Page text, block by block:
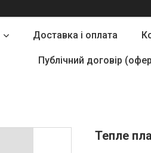
Доставка і оплата
Публічний договір
Тепле